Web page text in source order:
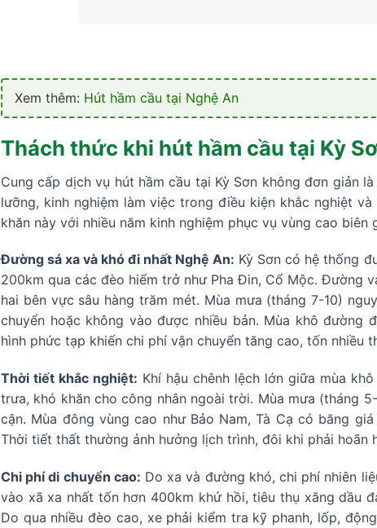
Xem thêm: Hút hầm cầu tại Nghệ An
Thách thức khi hút hầm cầu tại Kỳ
Cung cấp dịch vụ hút hầm cầu tại Kỳ Sơn không đơn giản
lưỡng, kinh nghiệm làm việc trong điều kiện khắc nghiệt
khăn này với nhiều năm kinh nghiệm phục vụ vùng cao biên
Đường sá xa và khó đi nhất Nghệ An: Kỳ Sơn có hệ thống
200km qua các đèo hiểm trở như Pha Đin, Cổ Mộc. Đường
hai bên vực sâu hàng trăm mét. Mùa mưa (tháng 7-10)
chuyển hoặc không vào được nhiều bản. Mùa khô đường
hình phức tạp khiến chi phí vận chuyển tăng cao, tốn nhiều
Thời tiết khắc nghiệt: Khí hậu chênh lệch lớn giữa mùa
trưa, khó khăn cho công nhân ngoài trời. Mùa mưa (tháng
cận. Mùa đông vùng cao như Bảo Nam, Tà Cạ có băng
Thời tiết thất thường ảnh hưởng lịch trình, đôi khi phải hoãn
Chi phí di chuyển cao: Do xa và đường khó, chi phí nhiên
vào xã xa nhất tốn hơn 400km khứ hồi, tiêu thụ xăng dầu
Do qua nhiều đèo cao, xe phải kiểm tra kỹ phanh, lốp,